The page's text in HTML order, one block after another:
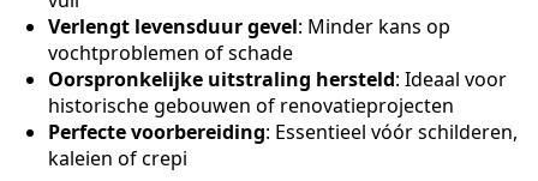
Verlengt levensduur gevel: Minder kans op
vochtproblemen of schade
Oorspronkelijke uitstraling hersteld: Ideaal voor
historische gebouwen of renovatieprojecten
Perfecte voorbereiding: Essentieel vóór schilderen,
kaleien of crepi